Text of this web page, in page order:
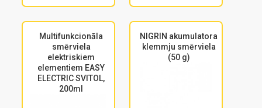
Multifunkcionāla
smērviela
elektriskiem
elementiem EASY
ELECTRIC SVITOL,
200ml
NIGRIN akumulatora
klemmju smērviela
(50 g)